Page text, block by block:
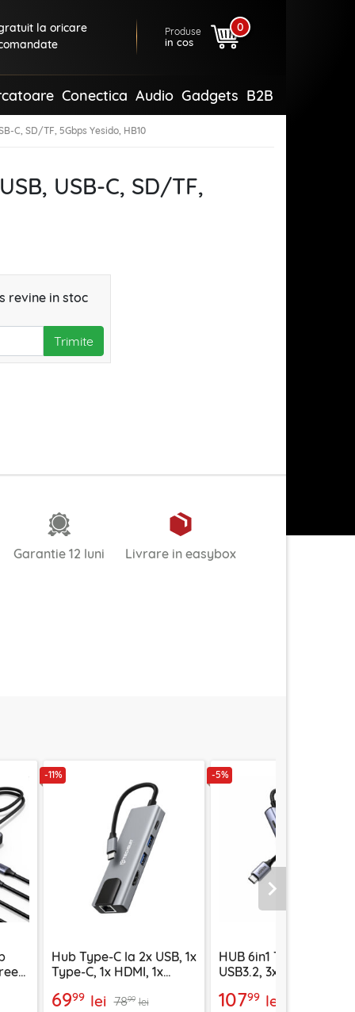
la oricare
Produse
in cos
0
Conectica Audio Gadgets B2B
C, SD/TF, 5Gbps Yesido, HB10
USB-C, SD/TF,
revine in stoc
Trimite
Garantie 12 luni Livrare in easybox
-11%
Hub Type-C la 2x USB, 1x
Type-C, 1x HDMI, 1x
6999 lei 7899 lei
-5%
HUB 6in1 Type-C la 2x
USB3.2, 3x Type-C,
10799 lei